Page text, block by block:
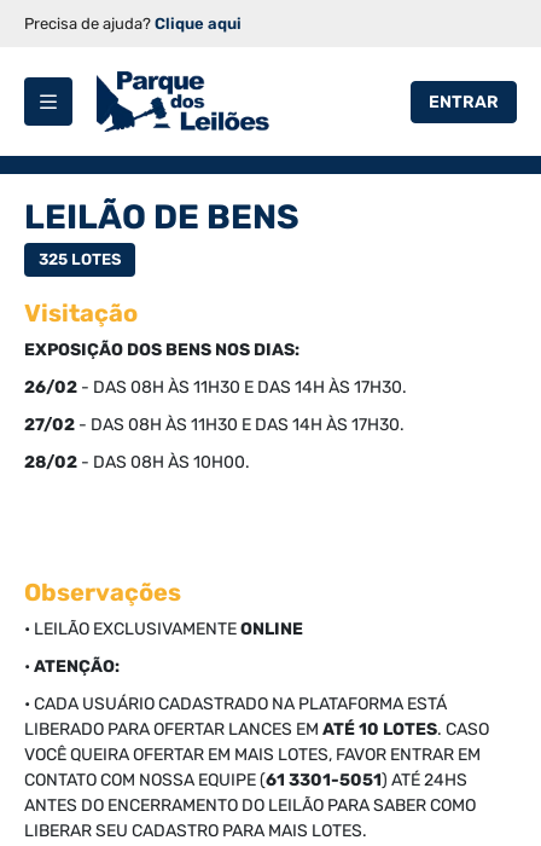
Precisa de ajuda? Clique aqui
ENTRAR
LEILÃO DE BENS
325 LOTES
Visitação
EXPOSIÇÃO DOS BENS NOS DIAS:
26/02 - DAS 08H ÀS 11H30 E DAS 14H ÀS 17H30.
27/02 - DAS 08H ÀS 11H30 E DAS 14H ÀS 17H30.
28/02 - DAS 08H ÀS 10H00.
Observações
• LEILÃO EXCLUSIVAMENTEONLINE
• ATENÇÃO:
• CADA USUÁRIO CADASTRADO NA PLATAFORMA ESTÁ
LIBERADO PARA OFERTAR LANCES EM ATÉ 10 LOTES. CASO
VOCÊ QUEIRA OFERTAR EM MAIS LOTES, FAVOR ENTRAR EM
CONTATO COM NOSSA EQUIPE (61 3301-5051) ATÉ 24HS
ANTES DO ENCERRAMENTO DO LEILÃO PARA SABER COMO
LIBERAR SEU CADASTRO PARA MAIS LOTES.